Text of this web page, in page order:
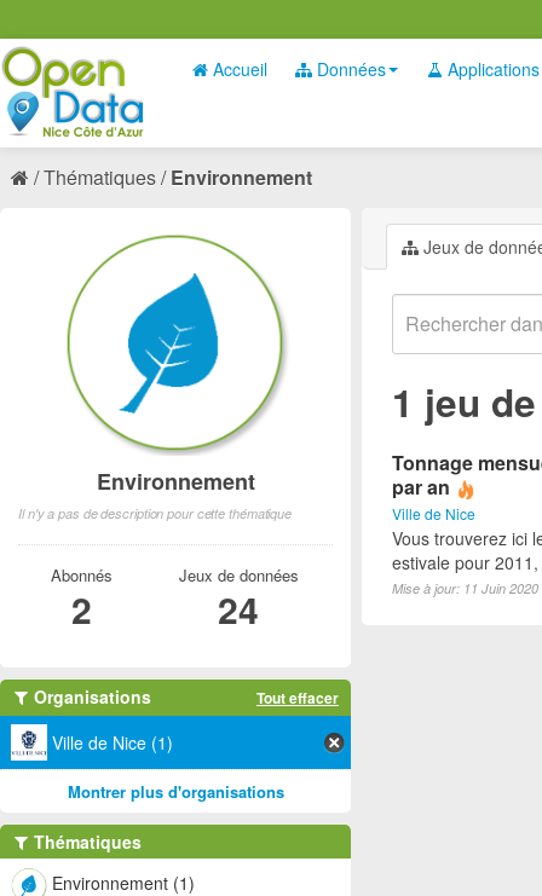
Accueil Données Applications
Thématiques Environnement
Jeux de
1 jeu
Tonnage
par an
Ville de Nice
Vous trouverez ici
estivale pour
Mise à jour: 11 Juin 2020
Environnement
Il n'y a pas de description pour cette thématique
Abonnés
2
Jeux de données
24
Organisations Tout effacer
Ville de Nice (1)
Montrer plus d'organisations
Thématiques
Environnement (1)